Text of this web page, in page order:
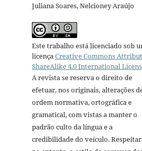
Juliana Soares, Nelcioney Araújo
Este trabalho está licenciado sob
licença Creative Commons
ShareAlike 4.0 International
A revista se reserva o direito de
efetuar, nos originais, alterações
ordem normativa, ortográfica e
gramatical, com vistas a manter o
padrão culto da língua e a
credibilidade do veículo.